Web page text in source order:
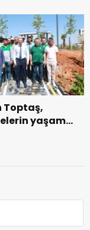
Toptaş,
yaşam